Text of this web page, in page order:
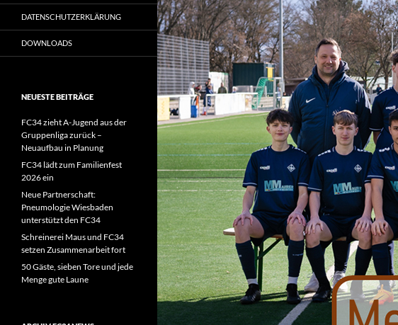
DATENSCHUTZERKLÄRUNG
DOWNLOADS
NEUESTE BEITRÄGE
FC34 zieht A-Jugend aus der
Gruppenliga zurück –
Neuaufbau in Planung
FC34 lädt zum Familienfest
2026 ein
Neue Partnerschaft:
Pneumologie Wiesbaden
unterstützt den FC34
Schreinerei Maus und FC34
setzen Zusammenarbeit fort
50 Gäste, sieben Tore und jede
Menge gute Laune